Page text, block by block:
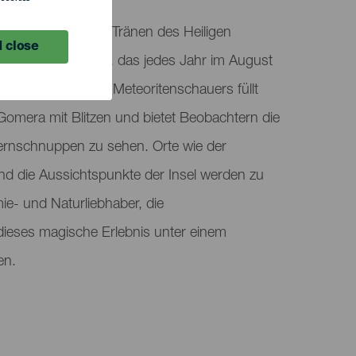
close
bekannt als „Tränen des Heiligen
Ereignis, das jedes Jahr im August
den Nächten des Meteoritenschauers füllt
mit Blitzen und bietet Beobachtern die
zu sehen. Orte wie der
die Aussichtspunkte der Insel werden zu
und Naturliebhaber, die
magische Erlebnis unter einem